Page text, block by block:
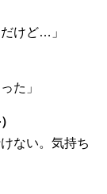
けど…」
た」
ない。気持ち